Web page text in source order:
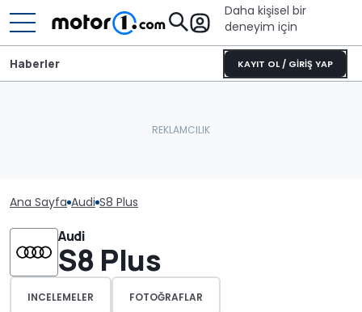
Daha kişisel bir
deneyim için
KAYIT OL / GİRİŞ YAP
Haberler
Ana Sayfa Audi S8 Plus
Audi
S8 Plus
INCELEMELER FOTOĞRAFLAR